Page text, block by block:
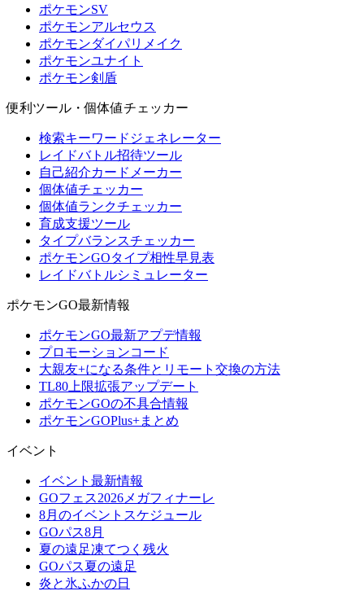
ポケモンSV
ポケモンアルセウス
ポケモンダイパリメイク
ポケモンユナイト
ポケモン剣盾
便利ツール・個体値チェッカー
検索キーワードジェネレーター
レイドバトル招待ツール
自己紹介カードメーカー
個体値チェッカー
個体値ランクチェッカー
育成支援ツール
タイプバランスチェッカー
ポケモンGOタイプ相性早見表
レイドバトルシミュレーター
ポケモンGO最新情報
ポケモンGO最新アプデ情報
プロモーションコード
大親友+になる条件とリモート交換の方法
TL80上限拡張アップデート
ポケモンGOの不具合情報
ポケモンGOPlus+まとめ
イベント
イベント最新情報
GOフェス2026メガフィナーレ
8月のイベントスケジュール
GOパス8月
夏の遠足凍てつく残火
GOパス夏の遠足
炎と氷ふかの日